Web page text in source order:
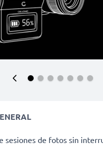
sesiones de fotos sin